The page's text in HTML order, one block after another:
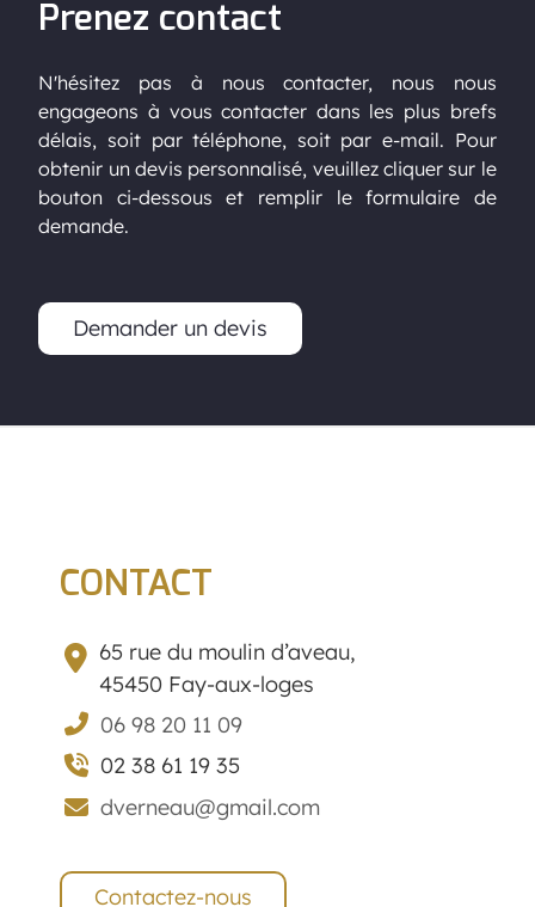
Prenez contact
N'hésitez pas à nous contacter, nous nous
engageons à vous contacter dans les plus brefs
délais, soit par téléphone, soit par e-mail. Pour
obtenir un devis personnalisé, veuillez cliquer sur le
bouton ci-dessous et remplir le formulaire de
demande.
Demander un devis
CONTACT
65 rue du moulin d’aveau,
45450 Fay-aux-loges
06 98 20 11 09
02 38 61 19 35
dverneau@gmail.com
Contactez-nous